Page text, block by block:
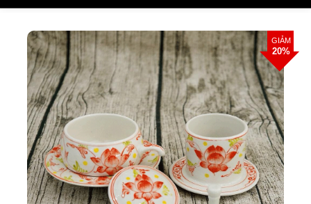
GIẢM
20%